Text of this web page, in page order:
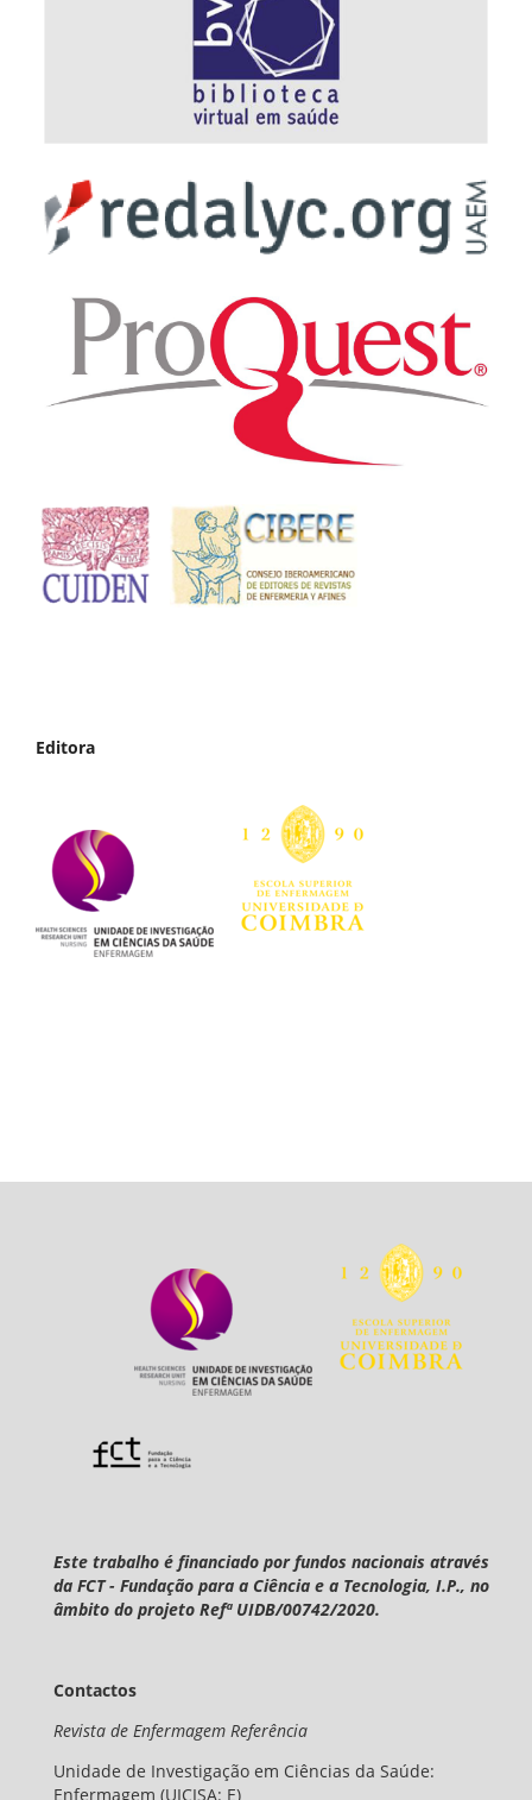
Editora
Este trabalho é financiado por fundos nacionais através
da FCT - Fundação para a Ciência e a Tecnologia, I.P., no
âmbito do projeto Refª UIDB/00742/2020.
Contactos
Revista de Enfermagem Referência
Unidade de Investigação em Ciências da Saúde:
Enfermagem (UICISA: E)